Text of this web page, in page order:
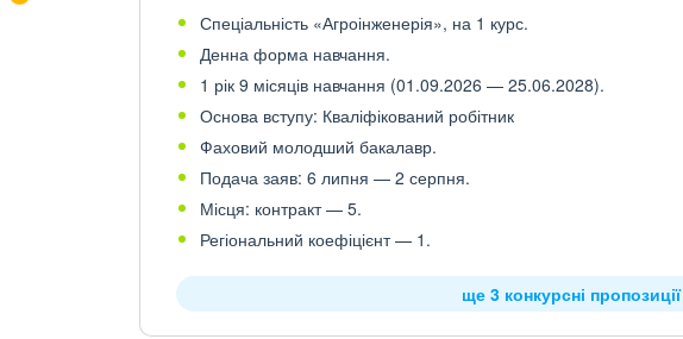
Спеціальність «Агроінженерія», на 1 курс.
Денна форма навчання.
1 рік 9 місяців навчання (01.09.2026 — 25.06.2028).
Основа вступу: Кваліфікований робітник
Фаховий молодший бакалавр.
Подача заяв: 6 липня — 2 серпня.
Місця: контракт — 5.
Регіональний коефіцієнт — 1.
ще 3 конкурсні пропозиції